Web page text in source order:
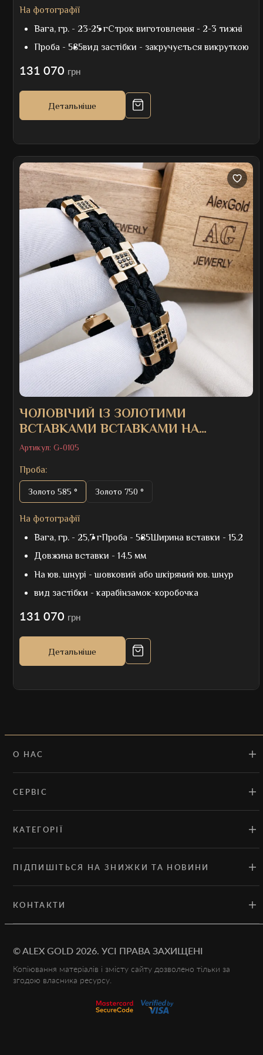
На фотографії
Вага, гр. - 23-25 гСтрок виготовлення - 2-3 тижні
Проба - 585вид застібки - закручується викруткою
131 070 грн
Детальніше
ЧОЛОВІЧИЙ ІЗ ЗОЛОТИМИ
ВСТАВКАМИ ВСТАВКАМИ НА
ЧОРНОМУ ПЛЕТЕНОМУ ШНУРІ
Артикул: G-0105
Проба:
Золото 585 ° Золото 750 °
На фотографії
Вага, гр. - 25,7 гПроба - 585Ширина вставки - 15.2
Довжина вставки - 14.5 мм
На юв. шнурі -шовковий або шкіряний юв. шнур
вид застібки -карабінзамок-коробочка
131 070 грн
Детальніше
О НАС
СЕРВІС
КАТЕГОРІЇ
ПІДПИШІТЬСЯ НА ЗНИЖКИ ТА НОВИНИ
КОНТАКТИ
©ALEX GOLD 2026. УСІ ПРАВА ЗАХИЩЕНІ
Копіювання матеріалів і змісту сайту дозволено тільки за
згодою власника ресурсу.